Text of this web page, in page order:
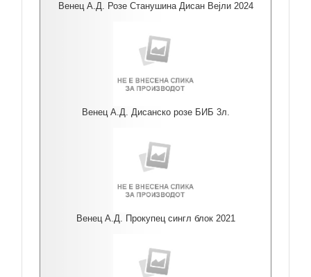
Венец А.Д. Розе Станушина Дисан Вејли 2024
Венец А.Д. Дисанско розе БИБ 3л.
Венец А.Д. Прокупец сингл блок 2021